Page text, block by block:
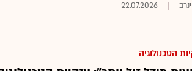
22.07.2026
הטכנולוגיה